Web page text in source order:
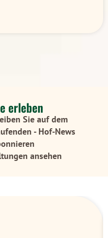
erleben
Sie auf dem
- Hof-News
ansehen